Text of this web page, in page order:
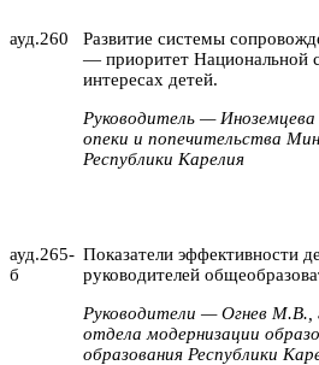
ауд.260
Развитие системы
— приоритет Национальной
интересах детей.
Руководитель —
опеки и попечительства
Республики Карелия
ауд.265-
б
Показатели эффективности
руководителей
Руководители — Огнев М.В.,
отдела модернизации
образования Республики